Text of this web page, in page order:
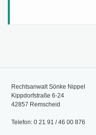
Rechtsanwalt Sönke Nippel
Kippdorfstraße 6-24
42857 Remscheid
Telefon: 0 21 91 / 46 00 876